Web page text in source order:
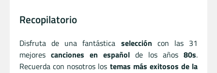
Recopilatorio
Disfruta de una fantástica selección con las 31
mejores canciones en español de los años 80s.
Recuerda con nosotros los temas más exitosos de la